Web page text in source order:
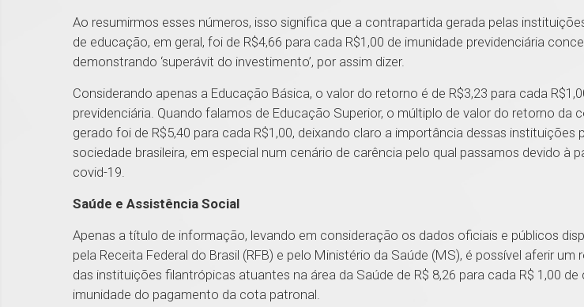
Ao resumirmos esses números, isso significa que a contrapartida gerada pelas
de educação, em geral, foi de R$4,66 para cada R$1,00 de imunidade previdenciária
demonstrando ‘superávit do investimento’, por assim dizer.
Considerando apenas a Educação Básica, o valor do retorno é de R$3,23 para cada
previdenciária. Quando falamos de Educação Superior, o múltiplo de valor do retorno da
gerado foi de R$5,40 para cada R$1,00, deixando claro a importância dessas instituições
sociedade brasileira, em especial num cenário de carência pelo qual passamos devido à
covid-19.
Saúde e Assistência Social
Apenas a título de informação, levando em consideração os dados oficiais e públicos
pela Receita Federal do Brasil (RFB) e pelo Ministério da Saúde (MS), é possível aferir um
das instituições filantrópicas atuantes na área da Saúde de R$ 8,26 para cada R$ 1,00
imunidade do pagamento da cota patronal.